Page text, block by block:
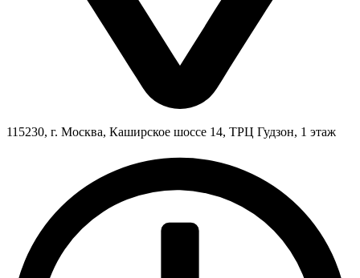
115230, г. Москва, Каширское шоссе 14, ТРЦ Гудзон, 1 этаж